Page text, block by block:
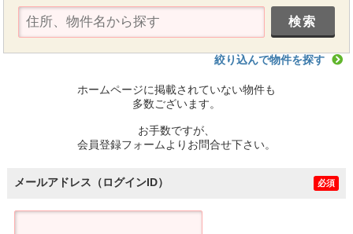
絞り込んで物件を探す
ホームページに掲載されていない物件も
多数ございます。
お手数ですが、
会員登録フォームよりお問合せ下さい。
メールアドレス（ログインID） 必須